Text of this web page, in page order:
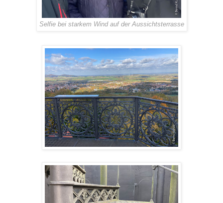
Selfie bei starkem Wind auf der Aussichtsterrasse